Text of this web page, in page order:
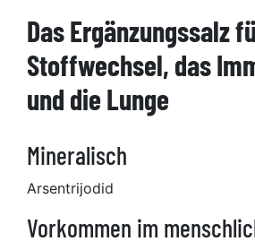
Das Ergänzungssalz
Stoffwechsel, das
und die Lunge
Mineralisch
Arsentrijodid
Vorkommen im